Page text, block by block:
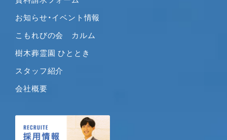
お知らせ・イベント情報
こもれびの会 カルム
樹木葬霊園 ひととき
スタッフ紹介
会社概要